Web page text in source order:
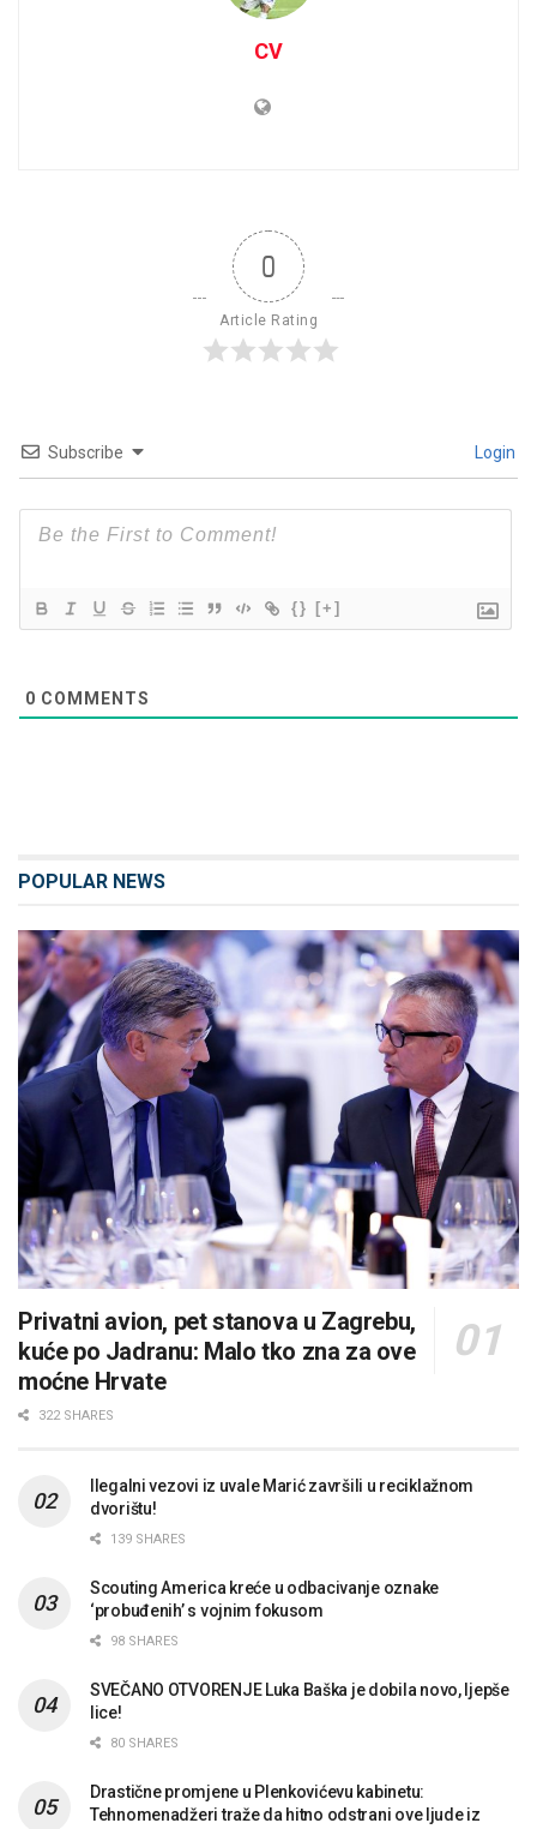
CV
0
Article Rating
Subscribe Login
{} [+]
0 COMMENTS
POPULAR NEWS
Privatni avion, pet stanova u Zagrebu,
kuće po Jadranu: Malo tko zna za ove
moćne Hrvate
322 SHARES
Ilegalni vezovi iz uvale Marić završili u reciklažnom
dvorištu!
139 SHARES
Scouting America kreće u odbacivanje oznake
‘probuđenih’ s vojnim fokusom
98 SHARES
SVEČANO OTVORENJE Luka Baška je dobila novo, ljepše
lice!
80 SHARES
Drastične promjene u Plenkovićevu kabinetu:
Tehnomenadžeri traže da hitno odstrani ove ljude iz